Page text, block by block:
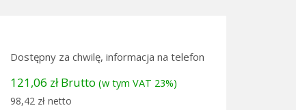
Dostępny za chwilę, informacja na telefon
121,06 zł Brutto(w tym VAT 23%)
98,42 zł netto